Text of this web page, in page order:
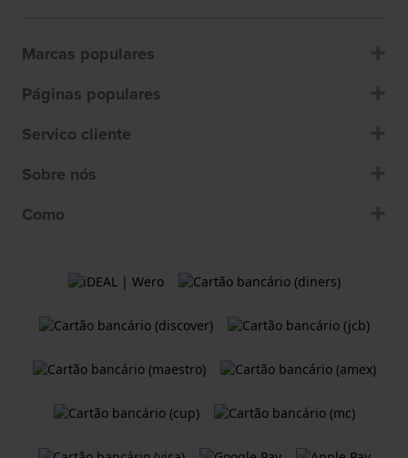
Marcas populares
Páginas populares
Servico cliente
Sobre nós
Como